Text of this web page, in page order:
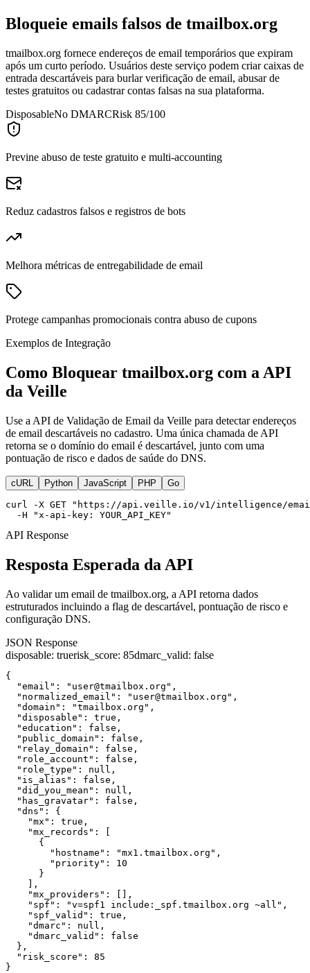
Bloqueie emails falsos de tmailbox.org
tmailbox.org fornece endereços de email temporários que expiram
após um curto período. Usuários deste serviço podem criar caixas de
entrada descartáveis para burlar verificação de email, abusar de
testes gratuitos ou cadastrar contas falsas na sua plataforma.
DisposableNo DMARCRisk 85/100
Previne abuso de teste gratuito e multi-accounting
Reduz cadastros falsos e registros de bots
Melhora métricas de entregabilidade de email
Protege campanhas promocionais contra abuso de cupons
Exemplos de Integração
Como Bloquear tmailbox.org com a API
da Veille
Use a API de Validação de Email da Veille para detectar endereços
de email descartáveis no cadastro. Uma única chamada de API
retorna se o domínio do email é descartável, junto com uma
pontuação de risco e dados de saúde do DNS.
cURL Python JavaScript PHP Go
curl -X GET "https://api.veille.io/v1/intelligence/
  -H "x-api-key: YOUR_API_KEY"
API Response
Resposta Esperada da API
Ao validar um email de tmailbox.org, a API retorna dados
estruturados incluindo a flag de descartável, pontuação de risco e
configuração DNS.
JSON Response
disposable: truerisk_score: 85dmarc_valid: false
{
  "email": "user@tmailbox.org",
  "normalized_email": "user@tmailbox.org",
  "domain": "tmailbox.org",
  "disposable": true,
  "education": false,
  "public_domain": false,
  "relay_domain": false,
  "role_account": false,
  "role_type": null,
  "is_alias": false,
  "did_you_mean": null,
  "has_gravatar": false,
  "dns": {
    "mx": true,
    "mx_records": [
      {
        "hostname": "mx1.tmailbox.org",
        "priority": 10
      }
    ],
    "mx_providers": [],
    "spf": "v=spf1 include:_spf.tmailbox.org ~all",
    "spf_valid": true,
    "dmarc": null,
    "dmarc_valid": false
  },
  "risk_score": 85
}